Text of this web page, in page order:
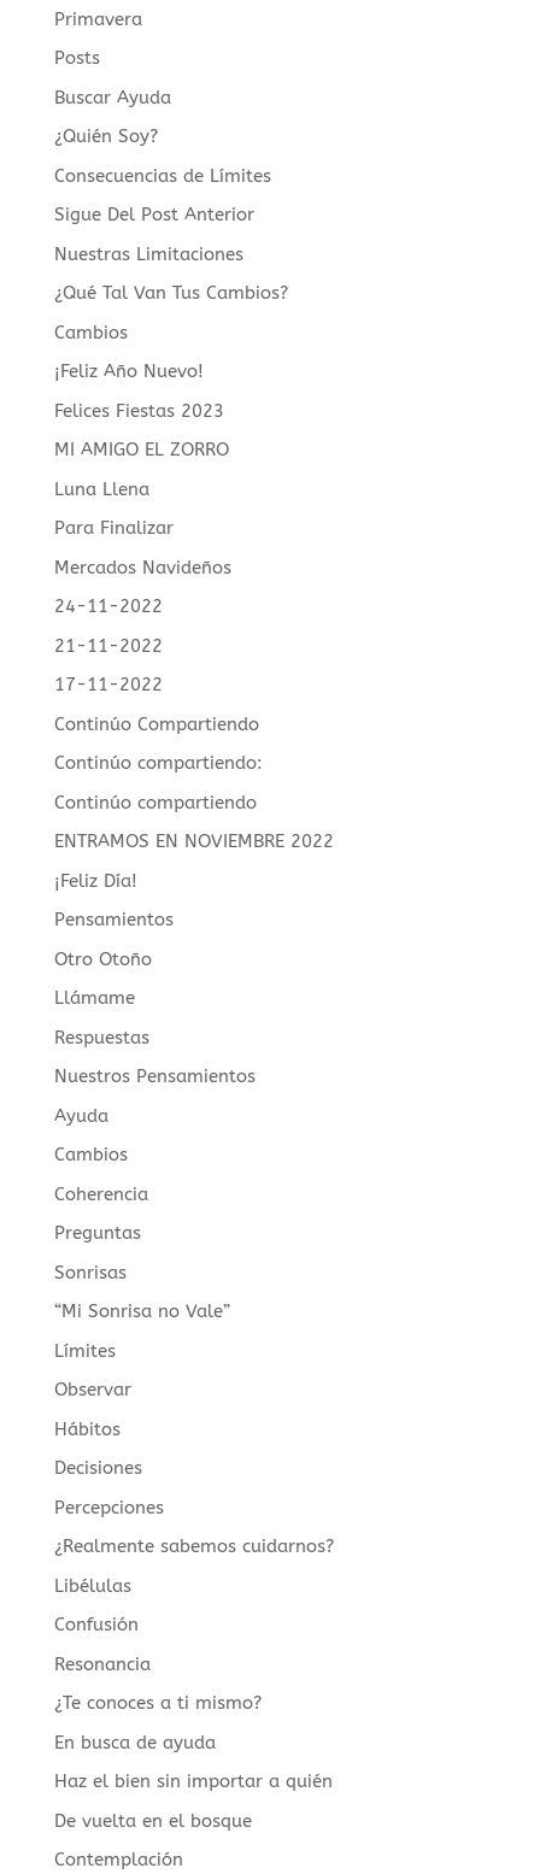
Primavera
Posts
Buscar Ayuda
¿Quién Soy?
Consecuencias de Límites
Sigue Del Post Anterior
Nuestras Limitaciones
¿Qué Tal Van Tus Cambios?
Cambios
¡Feliz Año Nuevo!
Felices Fiestas 2023
MI AMIGO EL ZORRO
Luna Llena
Para Finalizar
Mercados Navideños
24-11-2022
21-11-2022
17-11-2022
Continúo Compartiendo
Continúo compartiendo:
Continúo compartiendo
ENTRAMOS EN NOVIEMBRE 2022
¡Feliz Día!
Pensamientos
Otro Otoño
Llámame
Respuestas
Nuestros Pensamientos
Ayuda
Cambios
Coherencia
Preguntas
Sonrisas
“Mi Sonrisa no Vale”
Límites
Observar
Hábitos
Decisiones
Percepciones
¿Realmente sabemos cuidarnos?
Libélulas
Confusión
Resonancia
¿Te conoces a ti mismo?
En busca de ayuda
Haz el bien sin importar a quién
De vuelta en el bosque
Contemplación